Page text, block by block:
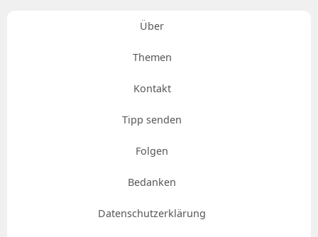
Über
Themen
Kontakt
Tipp senden
Folgen
Bedanken
Datenschutzerklärung